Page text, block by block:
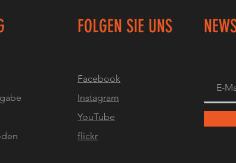
FOLGEN SIE UNS
Facebook
Instagram
YouTube
flickr